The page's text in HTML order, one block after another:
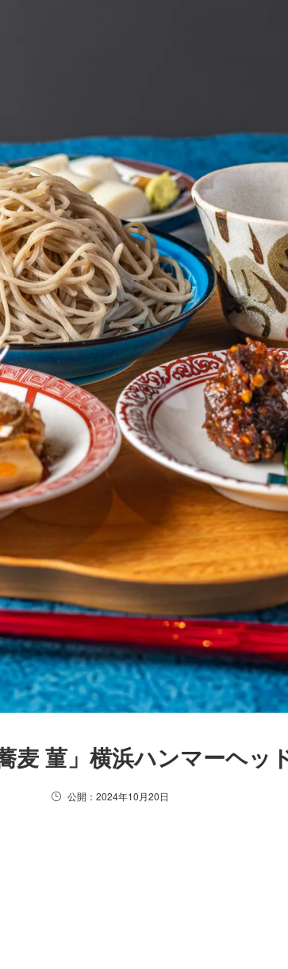
麦 菫」横浜ハンマーヘッ
公開：2024年10月20日